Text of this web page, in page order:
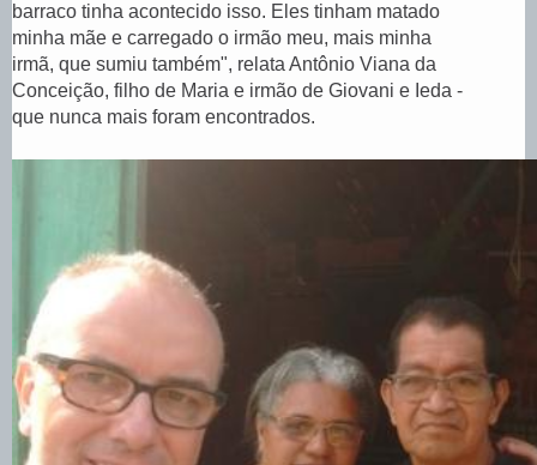
barraco tinha acontecido isso. Eles tinham matado
minha mãe e carregado o irmão meu, mais minha
irmã, que sumiu também", relata Antônio Viana da
Conceição, filho de Maria e irmão de Giovani e Ieda -
que nunca mais foram encontrados.